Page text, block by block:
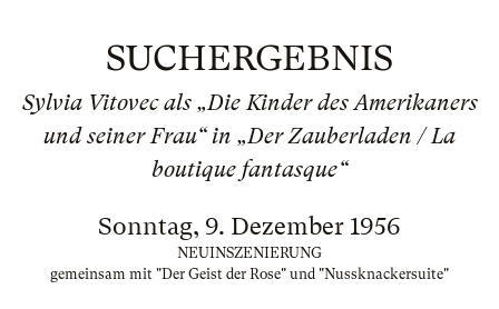
SUCHERGEBNIS
Sylvia Vitovec als „Die Kinder des Amerikaners
und seiner Frau“ in „Der Zauberladen / La
boutique fantasque“
Sonntag, 9. Dezember 1956
NEUINSZENIERUNG
gemeinsam mit "Der Geist der Rose" und "Nussknackersuite"